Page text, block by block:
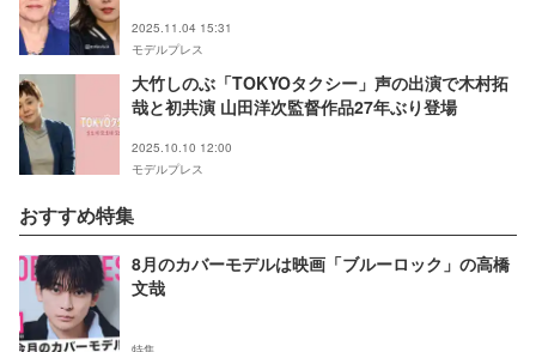
2025.11.04 15:31
モデルプレス
大竹しのぶ「TOKYOタクシー」声の出演で木村拓
哉と初共演 山田洋次監督作品27年ぶり登場
2025.10.10 12:00
モデルプレス
おすすめ特集
8月のカバーモデルは映画「ブルーロック」の高橋
文哉